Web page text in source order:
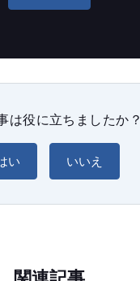
は役に立ちましたか？
い いいえ